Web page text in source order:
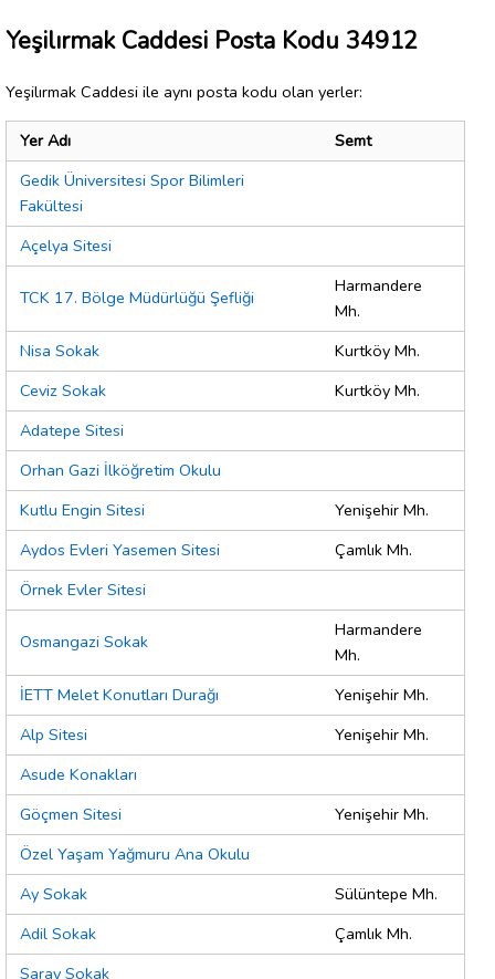
Yeşilırmak Caddesi Posta Kodu 34912
Yeşilırmak Caddesi ile aynı posta kodu olan yerler:
Yer Adı
Semt
Gedik Üniversitesi Spor Bilimleri
Fakültesi
Açelya Sitesi
TCK 17. Bölge Müdürlüğü Şefliği
Harmandere
Mh.
Nisa Sokak
Kurtköy Mh.
Ceviz Sokak
Kurtköy Mh.
Adatepe Sitesi
Orhan Gazi İlköğretim Okulu
Kutlu Engin Sitesi
Yenişehir Mh.
Aydos Evleri Yasemen Sitesi
Çamlık Mh.
Örnek Evler Sitesi
Osmangazi Sokak
Harmandere
Mh.
İETT Melet Konutları Durağı
Yenişehir Mh.
Alp Sitesi
Yenişehir Mh.
Asude Konakları
Göçmen Sitesi
Yenişehir Mh.
Özel Yaşam Yağmuru Ana Okulu
Ay Sokak
Sülüntepe Mh.
Adil Sokak
Çamlık Mh.
Saray Sokak